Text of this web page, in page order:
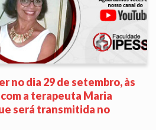
no dia 29 de setembro, às
a terapeuta Maria
será transmitida no